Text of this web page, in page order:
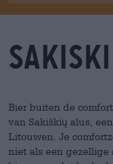
Bier buiten de
van Sakiškių alus,
Litouwen. Je
niet als een gezellige